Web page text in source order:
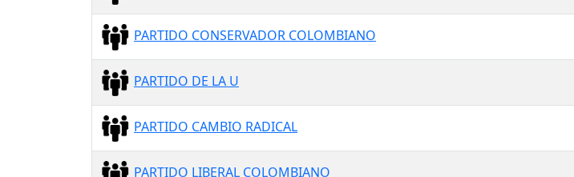
PARTIDO CONSERVADOR COLOMBIANO
PARTIDO DE LA U
PARTIDO CAMBIO RADICAL
PARTIDO LIBERAL COLOMBIANO